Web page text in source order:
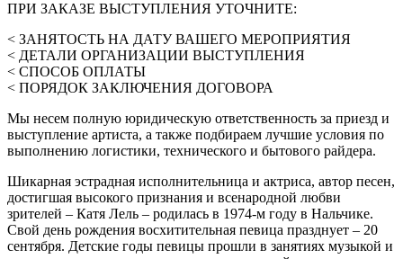
ПРИ ЗАКАЗЕ ВЫСТУПЛЕНИЯ УТОЧНИТЕ:
< ЗАНЯТОСТЬ НА ДАТУ ВАШЕГО МЕРОПРИЯТИЯ
< ДЕТАЛИ ОРГАНИЗАЦИИ ВЫСТУПЛЕНИЯ
< СПОСОБ ОПЛАТЫ
< ПОРЯДОК ЗАКЛЮЧЕНИЯ ДОГОВОРА
Мы несем полную юридическую ответственность за приезд и
выступление артиста, а также подбираем лучшие условия по
выполнению логистики, технического и бытового райдера.
Шикарная эстрадная исполнительница и актриса, автор песен,
достигшая высокого признания и всенародной любви
зрителей – Катя Лель – родилась в 1974-м году в Нальчике.
Свой день рождения восхитительная певица празднует – 20
сентября. Детские годы певицы прошли в занятиях музыкой и